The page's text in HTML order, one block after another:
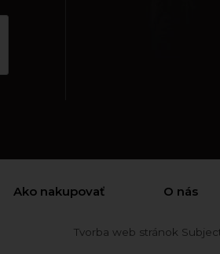
Ako nakupovať O nás
Tvorba web stránok